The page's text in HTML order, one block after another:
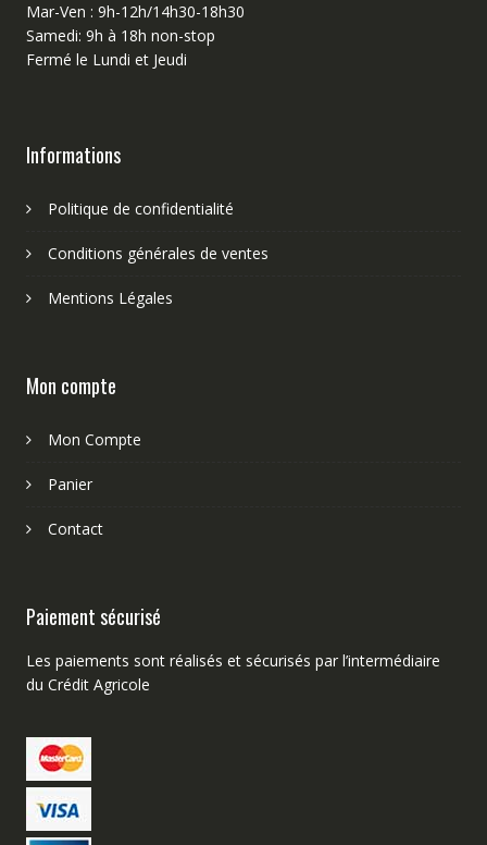
Mar-Ven : 9h-12h/14h30-18h30
Samedi: 9h à 18h non-stop
Fermé le Lundi et Jeudi
Informations
Politique de confidentialité
Conditions générales de ventes
Mentions Légales
Mon compte
Mon Compte
Panier
Contact
Paiement sécurisé
Les paiements sont réalisés et sécurisés par l’intermédiaire
du Crédit Agricole